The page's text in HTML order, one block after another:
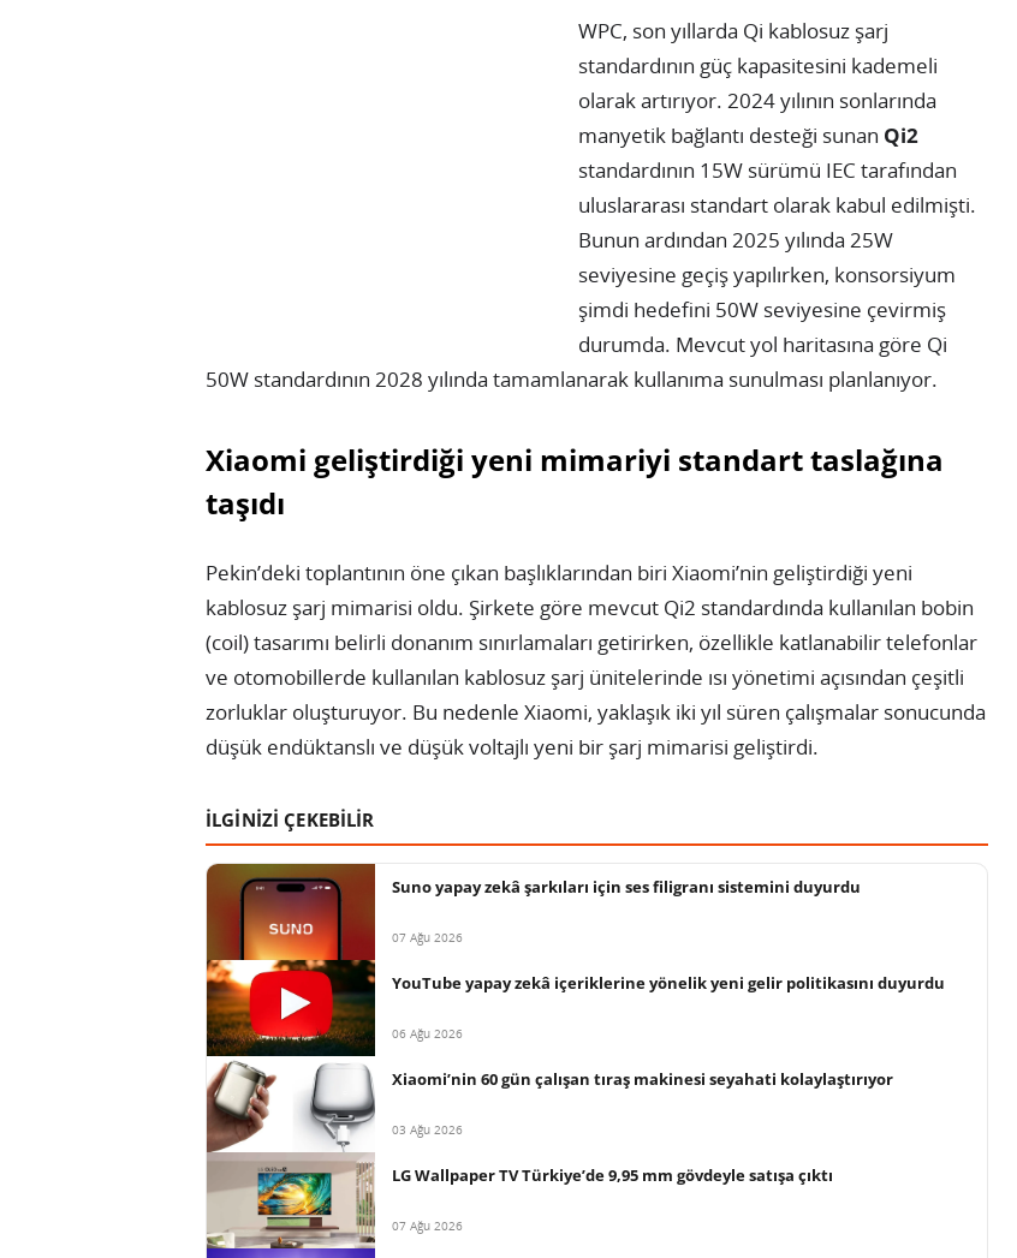
WPC, son yıllarda Qi kablosuz şarj
standardının güç kapasitesini kademeli
olarak artırıyor. 2024 yılının sonlarında
manyetik bağlantı desteği sunan Qi2
standardının 15W sürümü IEC tarafından
uluslararası standart olarak kabul edilmişti.
Bunun ardından 2025 yılında 25W
seviyesine geçiş yapılırken, konsorsiyum
şimdi hedefini 50W seviyesine çevirmiş
durumda. Mevcut yol haritasına göre Qi
50W standardının 2028 yılında tamamlanarak kullanıma sunulması planlanıyor.
Xiaomi geliştirdiği yeni mimariyi standart taslağına
taşıdı
Pekin’deki toplantının öne çıkan başlıklarından biri Xiaomi’nin geliştirdiği yeni
kablosuz şarj mimarisi oldu. Şirkete göre mevcut Qi2 standardında kullanılan bobin
(coil) tasarımı belirli donanım sınırlamaları getirirken, özellikle katlanabilir telefonlar
ve otomobillerde kullanılan kablosuz şarj ünitelerinde ısı yönetimi açısından çeşitli
zorluklar oluşturuyor. Bu nedenle Xiaomi, yaklaşık iki yıl süren çalışmalar sonucunda
düşük endüktanslı ve düşük voltajlı yeni bir şarj mimarisi geliştirdi.
İLGİNİZİ ÇEKEBİLİR
Suno yapay zekâ şarkıları için ses filigranı sistemini duyurdu
07 Ağu 2026
YouTube yapay zekâ içeriklerine yönelik yeni gelir politikasını duyurdu
06 Ağu 2026
Xiaomi’nin 60 gün çalışan tıraş makinesi seyahati kolaylaştırıyor
03 Ağu 2026
LG Wallpaper TV Türkiye’de 9,95 mm gövdeyle satışa çıktı
07 Ağu 2026